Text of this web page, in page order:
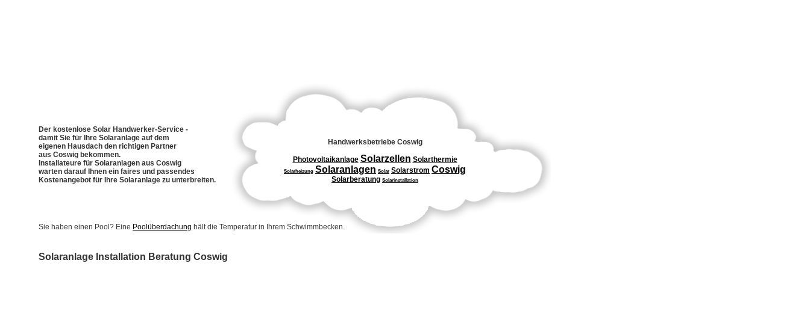
Der kostenlose Solar Handwerker-Service -
damit Sie für Ihre Solaranlage auf dem
eigenen Hausdach den richtigen Partner
aus Coswig bekommen.
Installateure für Solaranlagen aus Coswig
warten darauf Ihnen ein faires und passendes
Kostenangebot für Ihre Solaranlage zu unterbreiten.
Handwerksbetriebe Coswig
Photovoltaikanlage Solarzellen Solarthermie
Solarheizung Solaranlagen Solar Solarstrom Coswig
Solarberatung Solarinstallation
Sie haben einen Pool? Eine Poolüberdachung hält die Temperatur in Ihrem Schwimmbecken.
Solaranlage Installation Beratung Coswig